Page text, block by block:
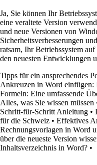
Ja, Sie können Ihr
eine veraltete Version
und neue Versionen von
Sicherheitsverbesserungen
ratsam, Ihr Betriebssystem
den neuesten Entwicklungen
Tipps für ein ansprechendes
Ankreuzen in Word einfügen:
Formeln: Eine umfassende
Alles, was Sie wissen müssen
Schritt-für-Schritt Anleitung •
für die Schweiz • Effektives
Rechnungsvorlagen in Word
über die neueste Version
Inhaltsverzeichnis in Word? •